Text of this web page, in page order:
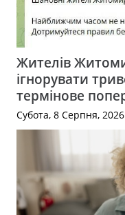
Жителів
ігнорувати
термінове
Субота, 8 Серпня, 2026